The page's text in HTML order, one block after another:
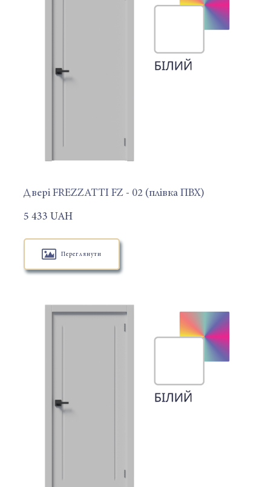
Двері FREZZATTI FZ - 02 (плівка ПВХ)
5 433 UAH
Переглянути